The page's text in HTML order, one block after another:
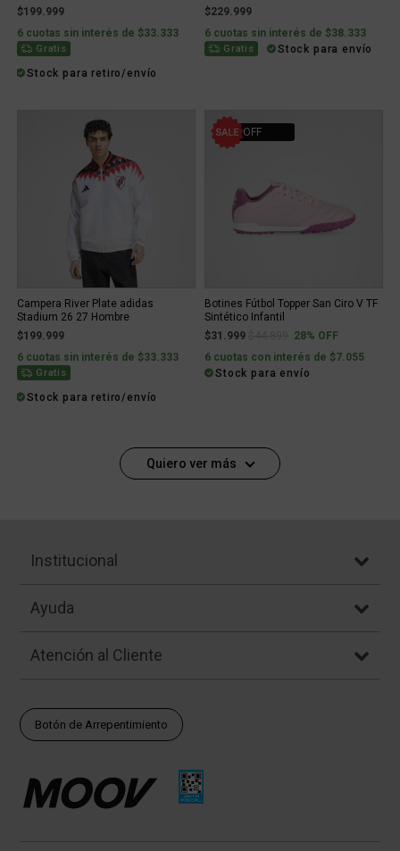
$199.999
6 cuotas sin interés de $33.333
Gratis
Stock para retiro/envío
$229.999
6 cuotas sin interés de $38.333
Gratis Stock para envío
Campera River Plate adidas
Stadium 26 27 Hombre
$199.999
6 cuotas sin interés de $33.333
Gratis
Stock para retiro/envío
28% OFF
Botines Fútbol Topper San Ciro V TF
Sintético Infantil
$31.999
Price reduced from
to28% OFF
6 cuotas con interés de $7.055
Stock para envío
Quiero ver más
Institucional
Ayuda
Atención al Cliente
Botón de Arrepentimiento